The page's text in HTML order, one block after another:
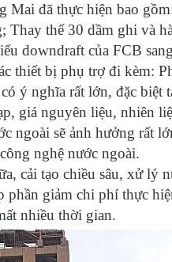
Mai đã thực hiện bao
Thay thế 30 dầm ghi và
downdraft của FCB
thiết bị phụ trợ đi kèm:
ý nghĩa rất lớn, đặc
giá nguyên liệu, nhiên
ngoài sẽ ảnh hưởng rất
nghệ nước ngoài.
cải tạo chiều sâu, xử lý
phần giảm chi phí thực
nhiều thời gian.